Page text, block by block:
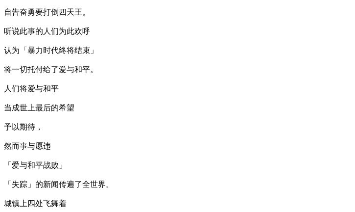
自告奋勇要打倒四天王。
听说此事的人们为此欢呼
认为「暴力时代终将结束」
将一切托付给了爱与和平。
人们将爱与和平
当成世上最后的希望
予以期待，
然而事与愿违
「爱与和平战败」
「失踪」的新闻传遍了全世界。
城镇上四处飞舞着